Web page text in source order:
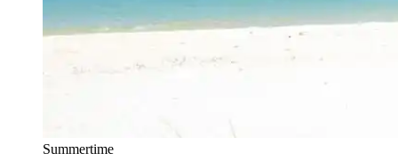
Summertime